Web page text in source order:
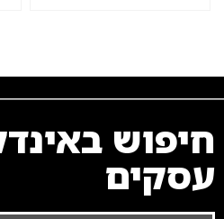
חיפוש
עסקים